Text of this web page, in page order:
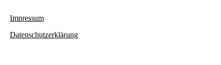
Impressum
Datenschutzerklärung